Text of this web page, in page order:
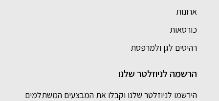
ארונות
כורסאות
רהיטים לגן ולמרפסת
הרשמה לניוזלטר שלנו
הירשמו לניוזלטר שלנו וקבלו את המבצעים המשתלמים